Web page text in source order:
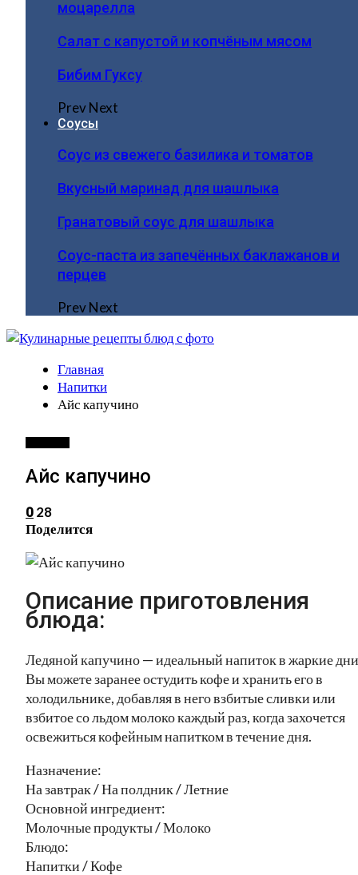
моцарелла
Салат с капустой и копчёным мясом
Бибим Гуксу
PrevNext
Соусы
Соус из свежего базилика и томатов
Вкусный маринад для шашлыка
Гранатовый соус для шашлыка
Соус-паста из запечённых баклажанов и
перцев
PrevNext
Главная
Напитки
Айс капучино
Айс капучино
0 28
Поделится
Описание приготовления
блюда:
Ледяной капучино — идеальный напиток в жаркие
Вы можете заранее остудить кофе и хранить его в
холодильнике, добавляя в него взбитые сливки или
взбитое со льдом молоко каждый раз, когда захочется
освежиться кофейным напитком в течение дня.
Назначение:
На завтрак / На полдник / Летние
Основной ингредиент:
Молочные продукты / Молоко
Блюдо:
Напитки / Кофе